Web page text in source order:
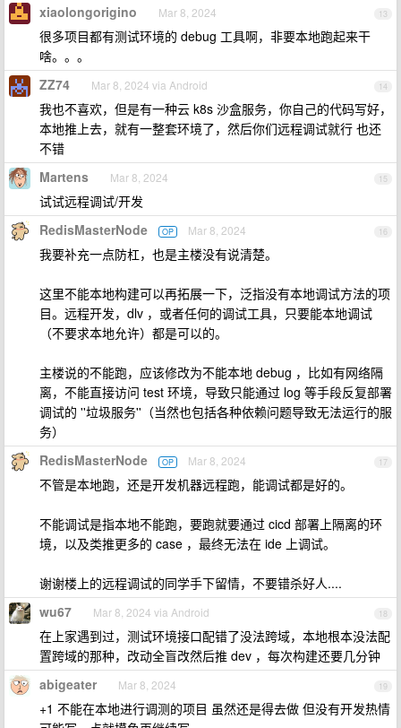
13
xiaolongorigino Mar 8, 2024
很多项目都有测试环境的 debug 工具啊，非要本地跑起来干
啥。。。
14
ZZ74 Mar 8, 2024 via Android
我也不喜欢，但是有一种云 k8s 沙盒服务，你自己的代码写好，
本地推上去，就有一整套环境了，然后你们远程调试就行 也还
不错
15
Martens Mar 8, 2024
试试远程调试/开发
16
RedisMasterNode OP Mar 8, 2024
我要补充一点防杠，也是主楼没有说清楚。
这里不能本地构建可以再拓展一下，泛指没有本地调试方法的项
目。远程开发，dlv ，或者任何的调试工具，只要能本地调试
（不要求本地允许）都是可以的。
主楼说的不能跑，应该修改为不能本地 debug ，比如有网络隔
离，不能直接访问 test 环境，导致只能通过 log 等手段反复部署
调试的 ''垃圾服务''（当然也包括各种依赖问题导致无法运行的服
务）
17
RedisMasterNode OP Mar 8, 2024
不管是本地跑，还是开发机器远程跑，能调试都是好的。
不能调试是指本地不能跑，要跑就要通过 cicd 部署上隔离的环
境，以及类推更多的 case ，最终无法在 ide 上调试。
谢谢楼上的远程调试的同学手下留情，不要错杀好人....
18
wu67 Mar 8, 2024 via Android
在上家遇到过，测试环境接口配错了没法跨域，本地根本没法配
置跨域的那种，改动全盲改然后推 dev ，每次构建还要几分钟
19
abigeater Mar 8, 2024
+1 不能在本地进行调测的项目 虽然还是得去做 但没有开发热情